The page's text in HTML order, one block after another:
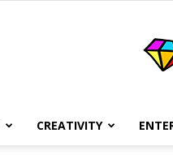
CREATIVITY